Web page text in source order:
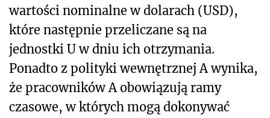
wartości nominalne w dolarach (USD),
które następnie przeliczane są na
jednostki U w dniu ich otrzymania.
Ponadto z polityki wewnętrznej A wynika,
że pracowników A obowiązują ramy
czasowe, w których mogą dokonywać